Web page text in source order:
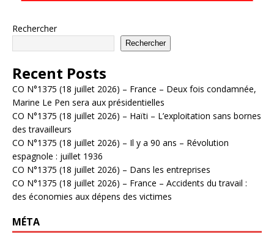
Rechercher
Rechercher
Recent Posts
CO N°1375 (18 juillet 2026) – France – Deux fois condamnée,
Marine Le Pen sera aux présidentielles
CO N°1375 (18 juillet 2026) – Haïti – L’exploitation sans bornes
des travailleurs
CO N°1375 (18 juillet 2026) – Il y a 90 ans – Révolution
espagnole : juillet 1936
CO N°1375 (18 juillet 2026) – Dans les entreprises
CO N°1375 (18 juillet 2026) – France – Accidents du travail :
des économies aux dépens des victimes
MÉTA